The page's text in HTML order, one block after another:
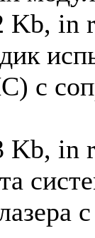
Kb, in
с
Kb, in